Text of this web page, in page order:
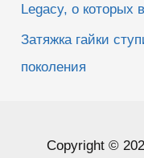
Legacy, о которых
Затяжка гайки
поколения
Copyright ©